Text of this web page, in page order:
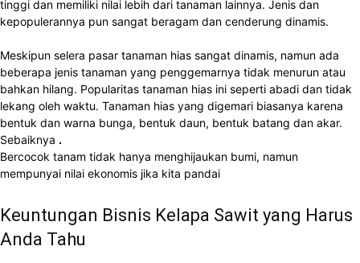
tinggi dan memiliki nilai lebih dari tanaman lainnya. Jenis dan
kepopulerannya pun sangat beragam dan cenderung dinamis.
Meskipun selera pasar tanaman hias sangat dinamis, namun ada
beberapa jenis tanaman yang penggemarnya tidak menurun atau
bahkan hilang. Popularitas tanaman hias ini seperti abadi dan tidak
lekang oleh waktu. Tanaman hias yang digemari biasanya karena
bentuk dan warna bunga, bentuk daun, bentuk batang dan akar.
Sebaiknya .
Bercocok tanam tidak hanya menghijaukan bumi, namun
mempunyai nilai ekonomis jika kita pandai
Keuntungan Bisnis Kelapa Sawit yang Harus
Anda Tahu